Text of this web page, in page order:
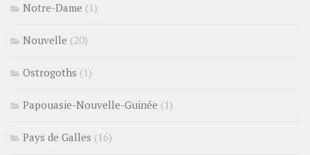
Notre-Dame (1)
Nouvelle (20)
Ostrogoths (1)
Papouasie-Nouvelle-Guinée (1)
Pays de Galles (16)